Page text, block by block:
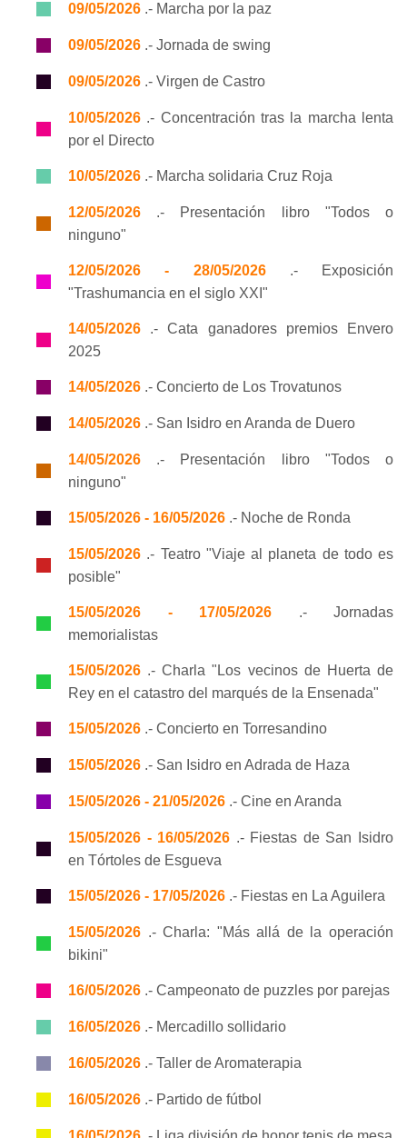
09/05/2026 .- Marcha por la paz
09/05/2026 .- Jornada de swing
09/05/2026 .- Virgen de Castro
10/05/2026 .- Concentración tras la marcha lenta
por el Directo
10/05/2026 .- Marcha solidaria Cruz Roja
12/05/2026 .- Presentación libro "Todos o
ninguno"
12/05/2026 - 28/05/2026.- Exposición
"Trashumancia en el siglo XXI"
14/05/2026 .- Cata ganadores premios Envero
2025
14/05/2026 .- Concierto de Los Trovatunos
14/05/2026 .- San Isidro en Aranda de Duero
14/05/2026 .- Presentación libro "Todos o
ninguno"
15/05/2026 - 16/05/2026 .- Noche de Ronda
15/05/2026 .- Teatro "Viaje al planeta de todo es
posible"
15/05/2026 - 17/05/2026 .- Jornadas
memorialistas
15/05/2026 .- Charla "Los vecinos de Huerta de
Rey en el catastro del marqués de la Ensenada"
15/05/2026 .- Concierto en Torresandino
15/05/2026 .- San Isidro en Adrada de Haza
15/05/2026 - 21/05/2026 .- Cine en Aranda
15/05/2026 - 16/05/2026 .- Fiestas de San Isidro
en Tórtoles de Esgueva
15/05/2026 - 17/05/2026 .- Fiestas en La Aguilera
15/05/2026 .- Charla: "Más allá de la operación
bikini"
16/05/2026 .- Campeonato de puzzles por parejas
16/05/2026 .- Mercadillo sollidario
16/05/2026 .- Taller de Aromaterapia
16/05/2026 .- Partido de fútbol